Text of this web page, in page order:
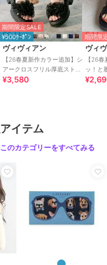
。
その他ファ
布
地...ポリ
エステル
造花ﾋピ
期間限定SALE
¥500ｸｰﾎﾟﾝ
ヴィヴィアン
【26春夏新作カラー追加】シ
アークロスフリル厚底ストラ
ップサンダル
¥3,580
期間限
ヴィ
【26
ッ！と
トクロ
イテム
このカテゴリーをすべてみる